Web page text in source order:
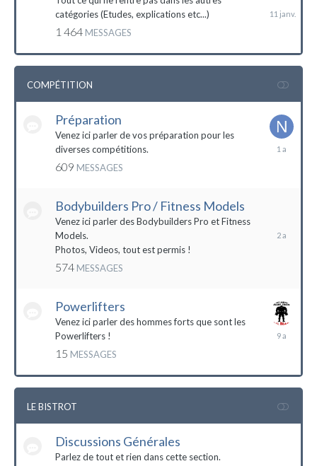
catégories (Etudes, explications etc...)
1 464 MESSAGES
COMPÉTITION
Préparation
Venez ici parler de vos préparation pour les
diverses compétitions.
609 MESSAGES
14
Bodybuilders Pro / Fitness Models
Venez ici parler des Bodybuilders Pro et Fitness
Models.
Photos, Videos, tout est permis !
574 MESSAGES
2021
Powerlifters
Venez ici parler des hommes forts que sont les
Powerlifters !
15 MESSAGES
LE BISTROT
Discussions Générales
Parlez de tout et rien dans cette section.